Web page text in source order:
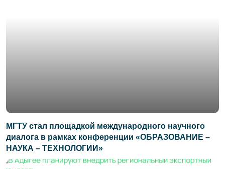
МГТУ стал площадкой международного научного
диалога в рамках конференции «ОБРАЗОВАНИЕ –
НАУКА – ТЕХНОЛОГИИ»